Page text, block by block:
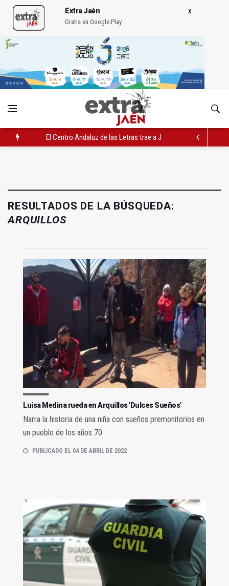
Extra Jaén
Gratis en Google Play
Vilches contará con 13,7 millones para los daños del temporal
RESULTADOS DE LA BÚSQUEDA:
ARQUILLOS
Luisa Medina rueda en Arquillos 'Dulces Sueños'
Narra la historia de una niña con sueños premonitorios en
un pueblo de los años 70
PUBLICADO EL 04 DE ABRIL DE 2022